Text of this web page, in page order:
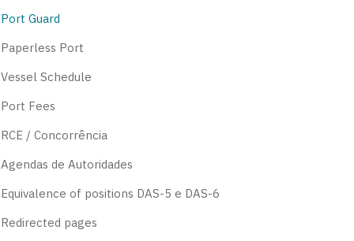
Port Guard
Paperless Port
Vessel Schedule
Port Fees
RCE / Concorrência
Agendas de Autoridades
Equivalence of positions DAS-5 e DAS-6
Redirected pages